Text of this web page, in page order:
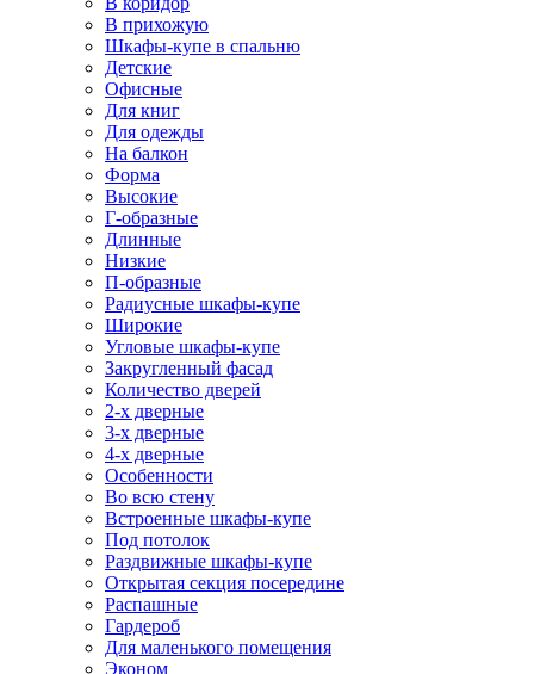
В прихожую
Шкафы-купе в спальню
Детские
Офисные
Для книг
Для одежды
На балкон
Форма
Высокие
Г-образные
Длинные
Низкие
П-образные
Радиусные шкафы-купе
Широкие
Угловые шкафы-купе
Закругленный фасад
Количество дверей
2-х дверные
3-х дверные
4-х дверные
Особенности
Во всю стену
Встроенные шкафы-купе
Под потолок
Раздвижные шкафы-купе
Открытая секция посередине
Распашные
Гардероб
Для маленького помещения
Эконом